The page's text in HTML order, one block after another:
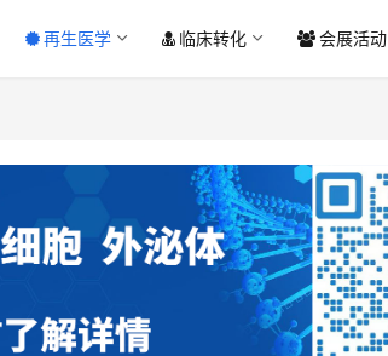
再生医学 临床转化 会展活动